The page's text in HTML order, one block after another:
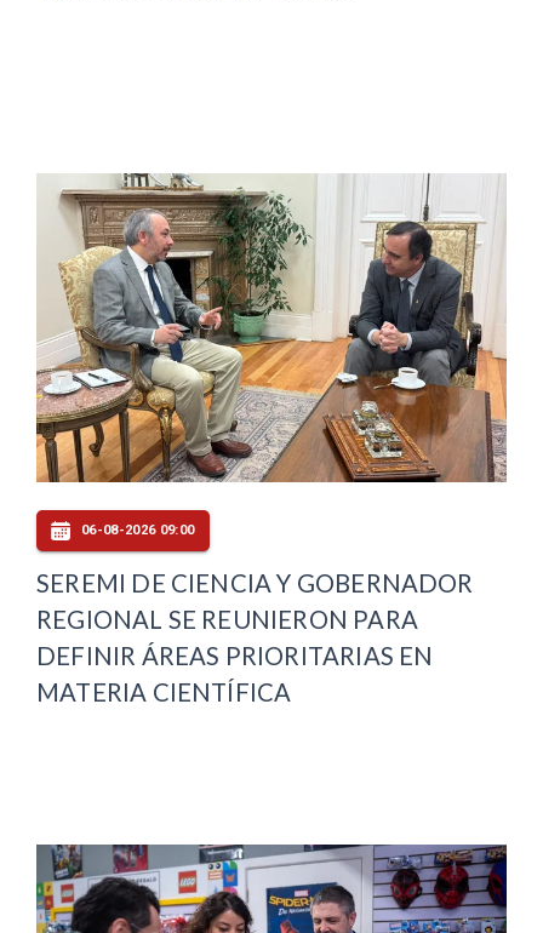
06-08-2026 09:00
SEREMI DE CIENCIA Y GOBERNADOR
REGIONAL SE REUNIERON PARA
DEFINIR ÁREAS PRIORITARIAS EN
MATERIA CIENTÍFICA